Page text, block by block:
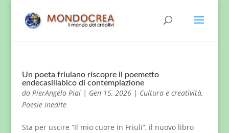
Un poeta friulano riscopre il poemetto
endecasillabico di contemplazione
da PierAngelo Piai| Gen 15, 2026| Cultura e creatività,
Poesie inedite
Sta per uscire “Il mio cuore in Friuli”, il nuovo libro